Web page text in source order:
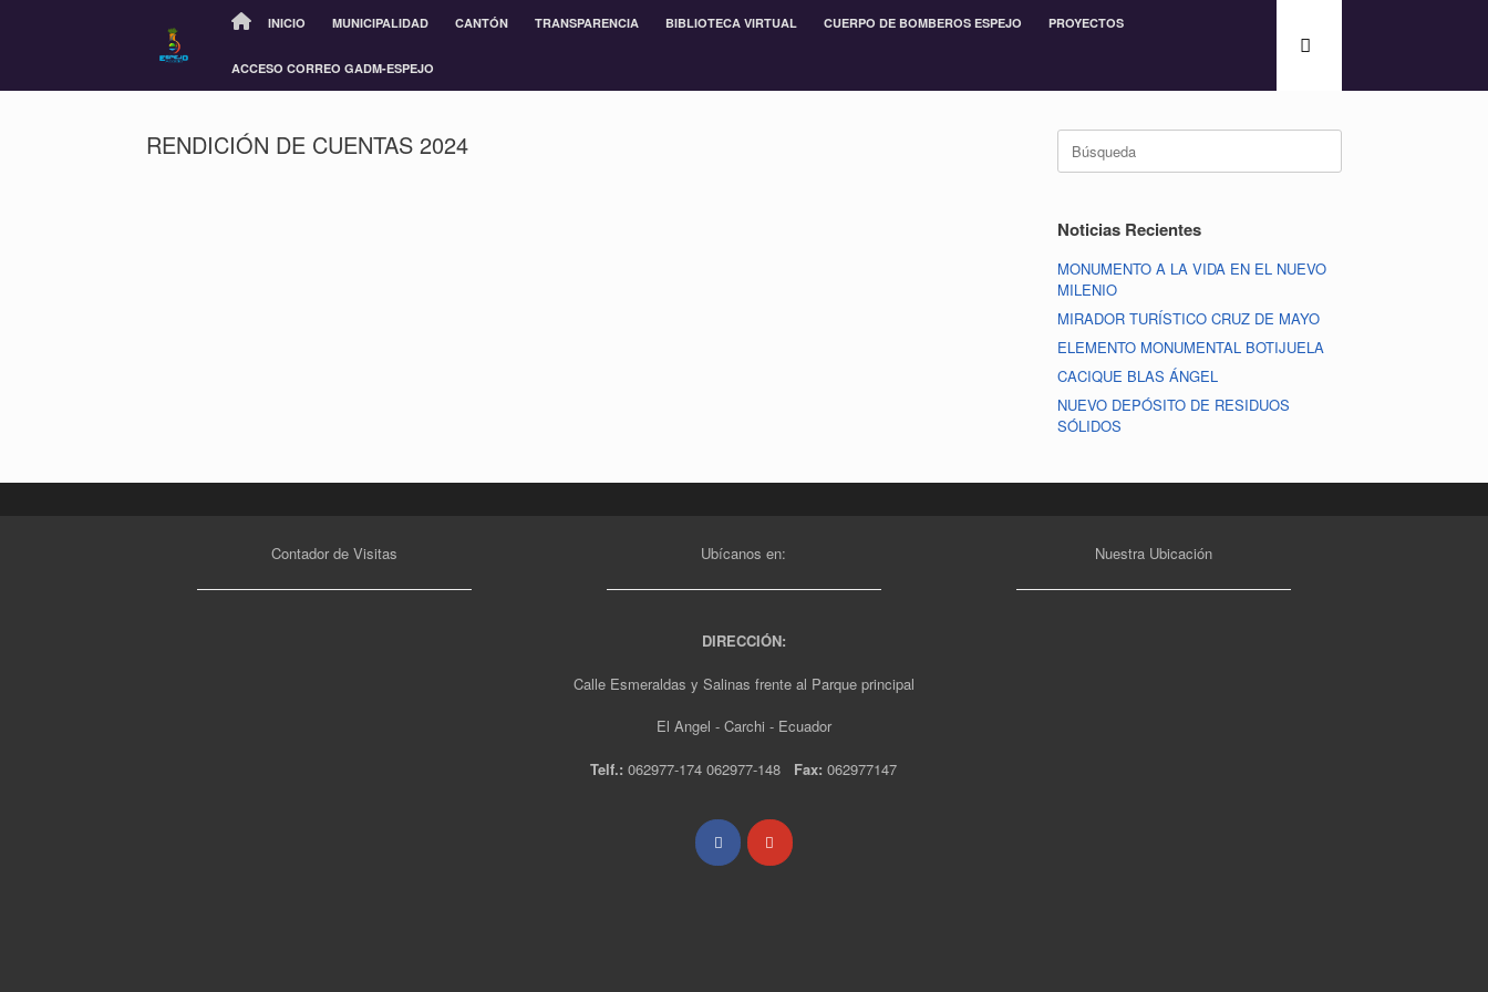
INICIO MUNICIPALIDAD CANTÓN TRANSPARENCIA BIBLIOTECA VIRTUAL CUERPO DE BOMBEROS ESPEJO PROYECTOS
ACCESO CORREO GADM-ESPEJO
RENDICIÓN DE CUENTAS 2024
Noticias Recientes
MONUMENTO A LA VIDA EN EL NUEVO
MILENIO
MIRADOR TURÍSTICO CRUZ DE MAYO
ELEMENTO MONUMENTAL BOTIJUELA
CACIQUE BLAS ÁNGEL
NUEVO DEPÓSITO DE RESIDUOS
SÓLIDOS
Contador de Visitas Ubícanos en:
DIRECCIÓN:
Calle Esmeraldas y Salinas frente al Parque principal
El Angel - Carchi - Ecuador
Telf.:062977-174 062977-148 Fax:062977147
Nuestra Ubicación